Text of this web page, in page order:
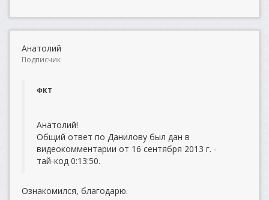
Анатолий
Подписчик
ФКТ
Анатолий!
Общий ответ по Данилову был дан в
видеокомментарии от 16 сентября 2013 г. -
тай-код 0:13:50.
Ознакомился, благодарю.